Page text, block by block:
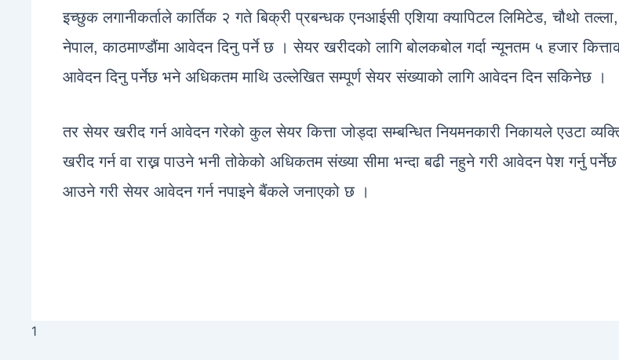
इच्छुक लगानीकर्ताले कार्तिक २ गते बिक्री प्रबन्धक एनआईसी एशिया क्यापिटल लिमिटेड, चौथो
नेपाल, काठमाण्डौंमा आवेदन दिनु पर्ने छ । सेयर खरीदको लागि बोलकबोल गर्दा न्यूनतम ५ हजार
आवेदन दिनु पर्नेछ भने अधिकतम माथि उल्लेखित सम्पूर्ण सेयर संख्याको लागि आवेदन दिन सकिनेछ ।
तर सेयर खरीद गर्न आवेदन गरेको कुल सेयर कित्ता जोड्दा सम्बन्धित नियमनकारी निकायले एउटा
खरीद गर्न वा राख्न पाउने भनी तोकेको अधिकतम संख्या सीमा भन्दा बढी नहुने गरी आवेदन पेश गर्नु
आउने गरी सेयर आवेदन गर्न नपाइने बैंकले जनाएको छ ।
1